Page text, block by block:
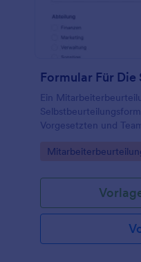
Ein
Vorgesetzten und
bewerten.
Go to Category: